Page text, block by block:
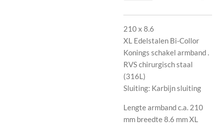
210 x 8.6
XL Edelstalen Bi-Collor
Konings schakel armband .
RVS chirurgisch staal
(316L)
Sluiting: Karbijn sluiting
Lengte armband c.a. 210
mm breedte 8.6 mm XL